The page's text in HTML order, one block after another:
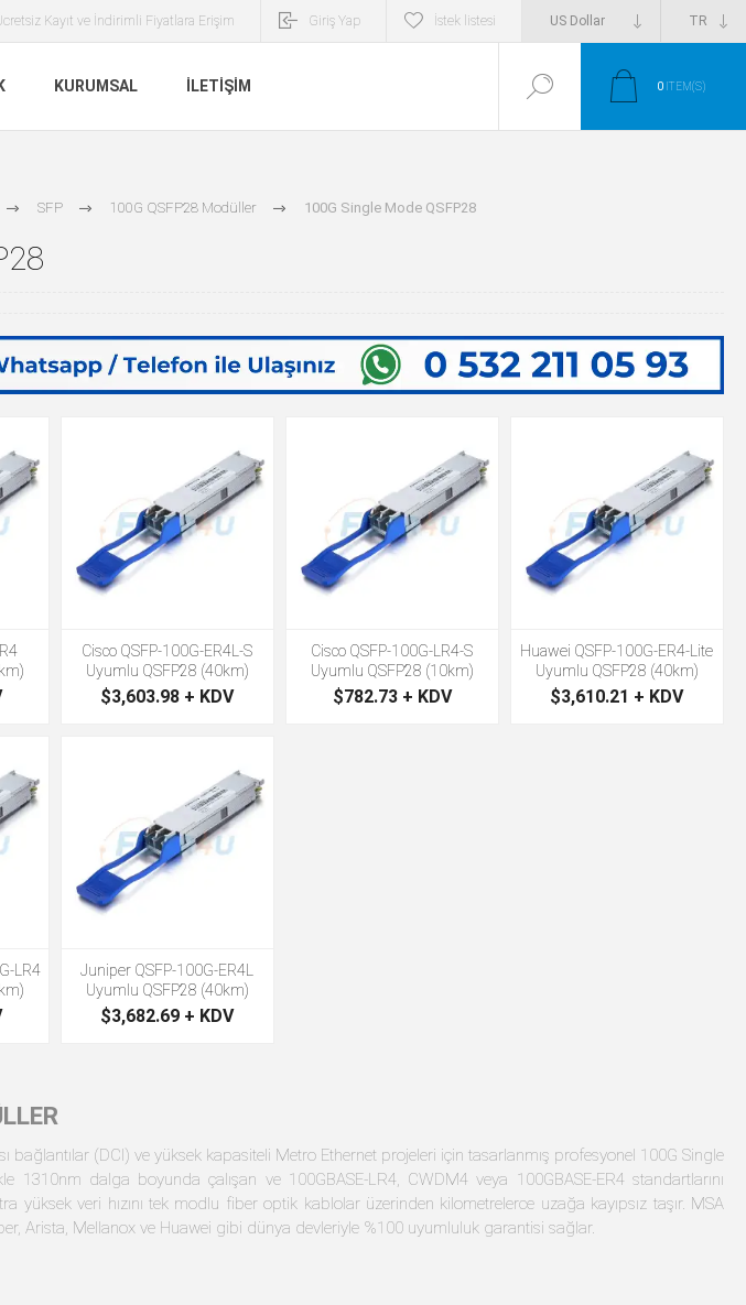
Kayıt ve İndirimli Fiyatlara Erişim Giriş Yap İstek listesi
KURUMSAL İLETIŞIM 0 ITEM(S)
SFP 100G QSFP28 Modüller 100G Single Mode QSFP28
Cisco QSFP-100G-ER4L-S
Uyumlu QSFP28 (40km)
$3,603.98 + KDV
Cisco QSFP-100G-LR4-S
Uyumlu QSFP28 (10km)
$782.73 + KDV
Huawei QSFP-100G-ER4-Lite
Uyumlu QSFP28 (40km)
$3,610.21 + KDV
LR4
Juniper QSFP-100G-ER4L
Uyumlu QSFP28 (40km)
$3,682.69 + KDV
bağlantılar (DCI) ve yüksek kapasiteli Metro Ethernet projeleri için tasarlanmış profesyonel 100G Single
1310nm dalga boyunda çalışan ve 100GBASE-LR4, CWDM4 veya 100GBASE-ER4 standartlarını
yüksek veri hızını tek modlu fiber optik kablolar üzerinden kilometrelerce uzağa kayıpsız taşır. MSA
Arista, Mellanox ve Huawei gibi dünya devleriyle %100 uyumluluk garantisi sağlar.